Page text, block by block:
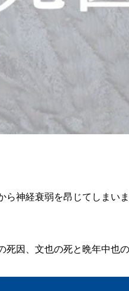
神経衰弱を昂じてしまいま
因、文也の死と晩年中也